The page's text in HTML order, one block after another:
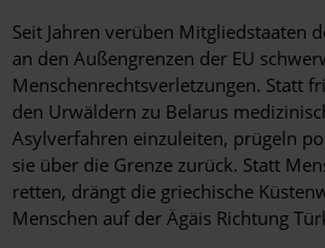
Seit Jahren verüben Mitgliedstaaten
an den Außengrenzen der EU
Menschenrechtsverletzungen. Statt
den Urwäldern zu Belarus
Asylverfahren einzuleiten, prügeln
sie über die Grenze zurück. Statt
retten, drängt die griechische
Menschen auf der Ägäis Richtung